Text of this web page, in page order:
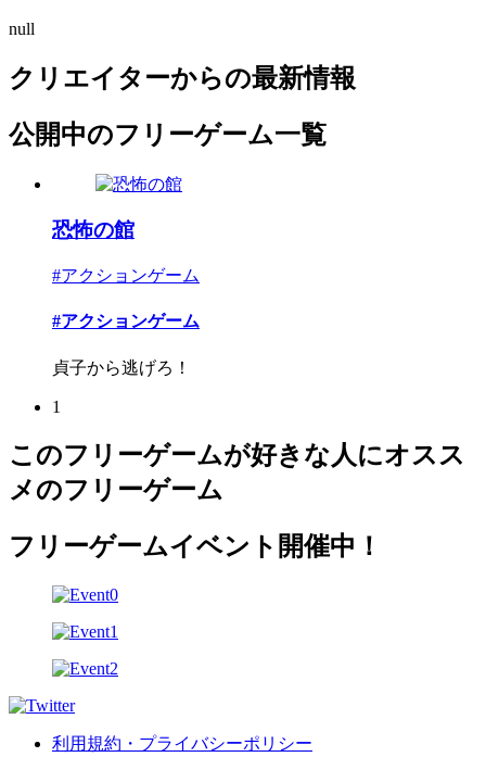
null
クリエイターからの最新情報
公開中のフリーゲーム一覧
恐怖の館
#アクションゲーム
#アクションゲーム
貞子から逃げろ！
1
このフリーゲームが好きな人にオスス
メのフリーゲーム
フリーゲームイベント開催中！
利用規約・プライバシーポリシー